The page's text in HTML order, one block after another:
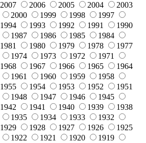
2007 2006 2005 2004
2003
2000 1999 1998
1997
1994 1993 1992 1991
1990
1987 1986 1985
1984
1981 1980 1979 1978
1977
1974 1973 1972
1971
1968 1967 1966 1965
1964
1961 1960 1959
1958
1955 1954 1953 1952
1951
1948 1947 1946
1945
1942 1941 1940 1939
1938
1935 1934 1933
1932
1929 1928 1927 1926
1925
1922 1921 1920
1919